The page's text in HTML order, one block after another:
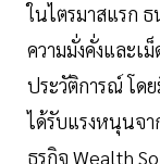
ในไตรมาสแรก ธ
ความมั่งคั่งและเ
ประวัติการณ์ โด
ได้รับแรงหนุนจ
ธุรกิจ Wealth